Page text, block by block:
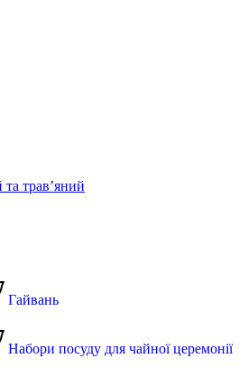
трав’яний
Гайвань
Набори посуду для чайної церемонії